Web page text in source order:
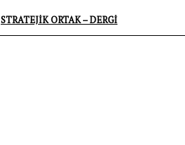
STRATEJIK ORTAK – DERGI